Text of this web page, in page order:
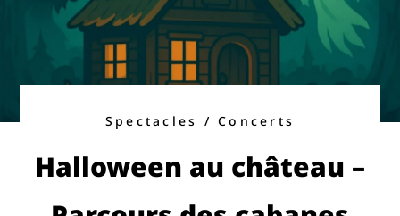
Spectacles / Concerts
Halloween au château –